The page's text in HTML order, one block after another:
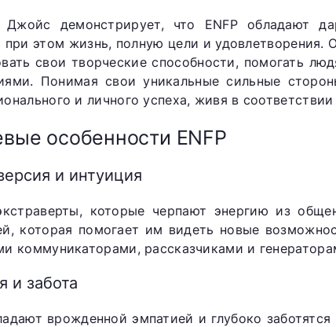
Джойс демонстрирует, что ENFP обладают
при этом жизнь, полную цели и удовлетворения.
свои творческие способности, помогать
Понимая свои уникальные сильные
и личного успеха, живя в
особенности ENFP
и интуиция
которые черпают энергию из
которая помогает им видеть новые
коммуникаторами, рассказчиками и
и забота
врожденной эмпатией и глубоко